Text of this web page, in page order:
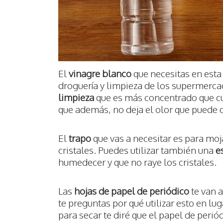
El vinagre blancoque necesitas en
droguería y limpieza de los
limpiezaque es más concentrado que
que además, no deja el olor que puede
El trapoque vas a necesitar es para
cristales. Puedes utilizar también una
humedecer y que no raye los cristales.
Las hojas de papel de periódicote van
te preguntas por qué utilizar esto en
para secar te diré que el papel de